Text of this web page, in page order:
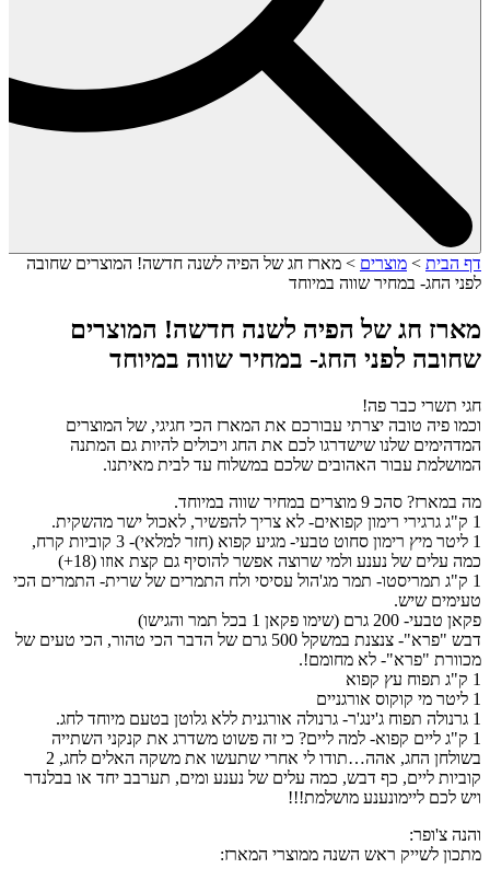
דף הבית > מוצרים > מארז חג של הפיה לשנה חדשה! המוצרים שחובה
לפני החג- במחיר שווה במיוחד
מארז חג של הפיה לשנה חדשה! המוצרים
שחובה לפני החג- במחיר שווה במיוחד
חגי תשרי כבר פה!
וכמו פיה טובה יצרתי עבורכם את המארז הכי חגיגי, של המוצרים
המדהימים שלנו שישדרגו לכם את החג ויכולים להיות גם המתנה
המושלמת עבור האהובים שלכם במשלוח עד לבית מאיתנו.
מה במארז? סהכ 9 מוצרים במחיר שווה במיוחד.
1 ק"ג גרגירי רימון קפואים- לא צריך להפשיר, לאכול ישר מהשקית.
1 ליטר מיץ רימון סחוט טבעי- מגיע קפוא (חזר למלאי)- 3 קוביות קרח,
כמה עלים של נענע ולמי שרוצה אפשר להוסיף גם קצת אוזו (18+)
1 ק"ג תמריסטו- תמר מג'הול עסיסי ולח התמרים של שרית- התמרים הכי
טעימים שיש.
פקאן טבעי- 200 גרם (שימו פקאן 1 בכל תמר והגישו)
דבש "פרא"- צנצנת במשקל 500 גרם של הדבר הכי טהור, הכי טעים של
מכוורת "פרא"- לא מחומם!.
1 ק"ג תפוח עץ קפוא
1 ליטר מי קוקוס אורגניים
1 גרנולה תפוח ג'ינג'ר- גרנולה אורגנית ללא גלוטן בטעם מיוחד לחג.
1 ק"ג ליים קפוא- למה ליים? כי זה פשוט משדרג את קנקני השתייה
בשולחן החג, אהה…תודו לי אחרי שתעשו את משקה האלים לחג, 2
קוביות ליים, כף דבש, כמה עלים של נענע ומים, תערבב יחד או בבלנדר
ויש לכם ליימונענע מושלמת!!!
והנה צ'ופר:
מתכון לשייק ראש השנה ממוצרי המארז: